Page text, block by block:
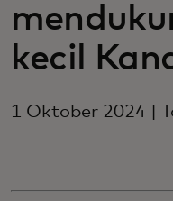
Berita dan
kecil
1 Oktober 2024 |